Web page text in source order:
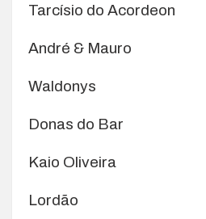
Tarcísio do Acordeon
André & Mauro
Waldonys
Donas do Bar
Kaio Oliveira
Lordão